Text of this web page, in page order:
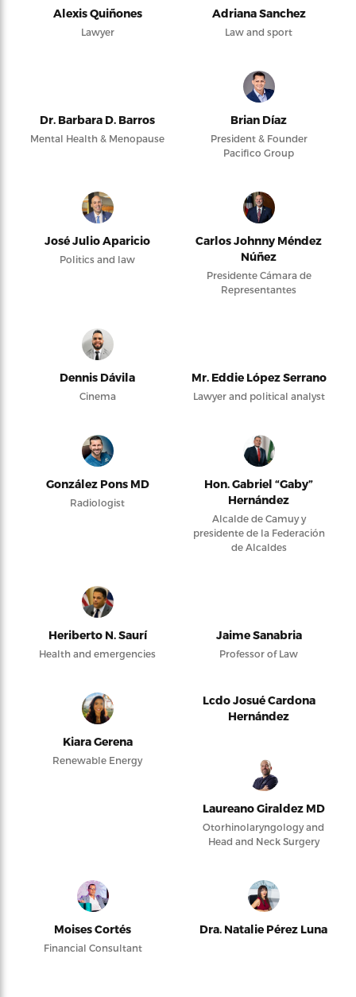
Alexis Quiñones
Lawyer
Adriana Sanchez
Law and sport
Dr. Barbara D. Barros
Mental Health & Menopause
Brian Díaz
President & Founder
Pacifico Group
José Julio Aparicio
Politics and law
Carlos Johnny Méndez
Núñez
Presidente Cámara de
Representantes
Dennis Dávila
Cinema
Mr. Eddie López Serrano
Lawyer and political analyst
González Pons MD
Radiologist
Hon. Gabriel “Gaby”
Hernández
Alcalde de Camuy y
presidente de la Federación
de Alcaldes
Heriberto N. Saurí
Health and emergencies
Jaime Sanabria
Professor of Law
Kiara Gerena
Renewable Energy
Lcdo Josué Cardona
Hernández
Laureano Giraldez MD
Otorhinolaryngology and
Head and Neck Surgery
Moises Cortés
Financial Consultant
Dra. Natalie Pérez Luna